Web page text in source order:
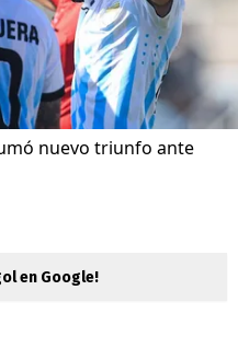
nuevo triunfo ante
en Google!